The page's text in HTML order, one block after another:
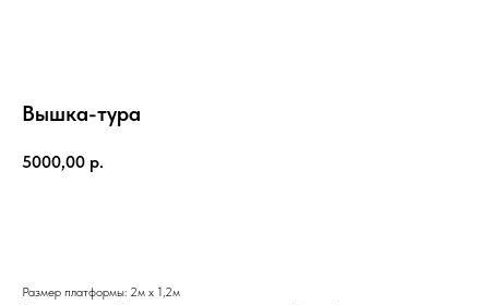
Вышка-тура
5000,00 р.
Размер платформы: 2м х 1,2м